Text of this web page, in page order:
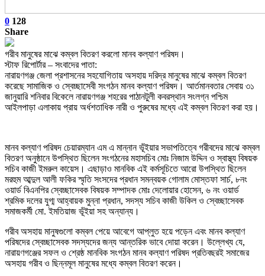
0 128
Share
গরীব মানুষের মাঝে কম্বল বিতরণ করলো মানব কল্যাণ পরিষদ।
স্টাফ রিপোর্টার – সংবাদের পাতা:
নারায়ণগঞ্জ জেলা প্রশাসনের সহযোগিতায় অসহায় দরিদ্র মানুষের মাঝে কম্বল বিতরণ
করেছে সামাজিক ও স্বেচ্ছাসেবী সংগঠন মানব কল্যাণ পরিষদ। আর্তমানবতার সেবায় ৩১
জানুয়ারি শনিবার বিকেলে নারায়ণগঞ্জ শহরের পাঠানটুলী কবরস্থান সংলগ্ন পশ্চিম
আইলপাড়া এলাকায় প্রায় অর্ধশতাধিক নারী ও পুরুষের মধ্যে এই কম্বল বিতরণ করা হয়।
মানব কল্যাণ পরিষদ চেয়ারম্যান এম এ মান্নান ভূঁইয়ার সভাপতিত্বে গরীবদের মাঝে কম্বল
বিতরণ অনুষ্ঠানে উপস্থিত ছিলেন সংগঠনের মহাসচিব মোঃ নিজাম উদ্দিন ও স্বাস্থ্য বিষয়ক
সচিব কাজী ইমরুল কায়েস। এছাড়াও মানবিক এই কর্মসূচিতে আরো উপস্থিত ছিলেন
মরহুম আব্দুল আলী ফকির স্মৃতি সংসদের প্রধান সমন্বয়ক গোলাম মোস্তফা সার্চ, ৮নং
ওয়ার্ড বিএনপির স্বেচ্ছাসেবক বিষয়ক সম্পাদক মোঃ দেলোয়ার হোসেন, ৬ নং ওয়ার্ড
শ্রমিক দলের যুগ্ম আহ্বায়ক মুন্না প্রধান, সদস্য সচিব কাজী উকিল ও স্বেচ্ছাসেবক
সমাজকর্মী মো. ইমতিয়াজ ভূঁইয়া সহ অন্যান্য।
গরীব অসহায় মানুষগুলো কম্বল পেয়ে আবেগে আপ্লুত হয়ে পড়েন এবং মানব কল্যাণ
পরিষদের স্বেচ্ছাসেবক সদস্যদের জন্য আন্তরিক ভাবে দোয়া করেন। উল্লেখ্য যে,
নারায়ণগঞ্জের সফল ও শ্রেষ্ঠ মানবিক সংগঠন মানব কল্যাণ পরিষদ প্রতিবছরই সমাজের
অসহায় গরীব ও ছিন্নমূল মানুষের মধ্যে কম্বল বিতরণ করেন।